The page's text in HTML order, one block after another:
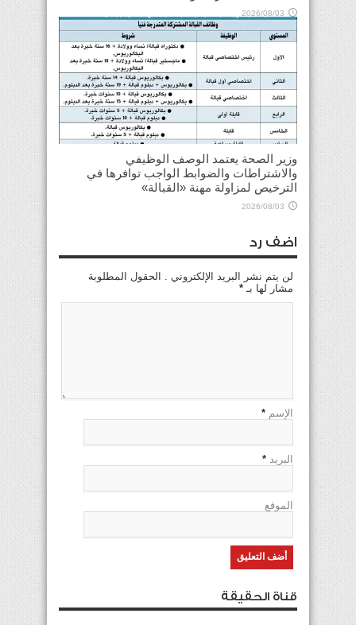
2026/08/03
وزير الصحة يعتمد الوصف الوظيفي
والاشتراطات والضوابط الواجب توافرها في
الترخيص لمزاولة مهنة «القبالة»
2026/08/03
اضف رد
لن يتم نشر البريد الإلكتروني . الحقول المطلوبة
مشار لها بـ *
الإسم *
البريد *
الموقع
قناة الحقيقة